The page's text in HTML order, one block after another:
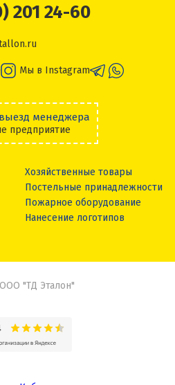
201 24-60
Мы в Instagram
менеджера
предприятие
Хозяйственные товары
Постельные принадлежности
Пожарное оборудование
Нанесение логотипов
"ТД Эталон"